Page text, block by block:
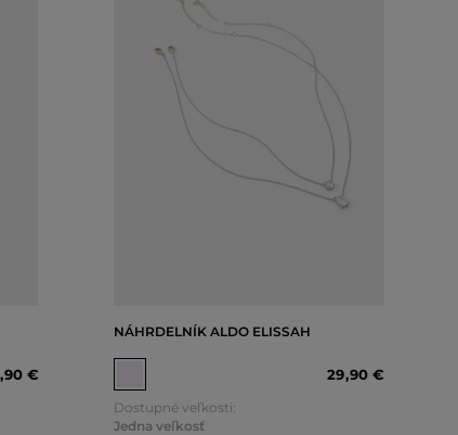
,90 €
NÁHRDELNÍK ALDO ELISSAH
29,90 €
Dostupné veľkosti:
Jedna veľkosť